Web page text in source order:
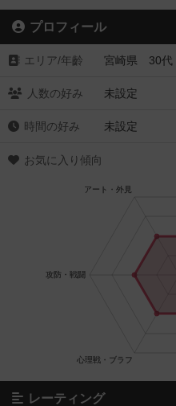
プロフィール
エリア/年齡 宮崎県 30
人数の好み 未設定
時間の好み 未設定
お気に入り傾向
レーティング